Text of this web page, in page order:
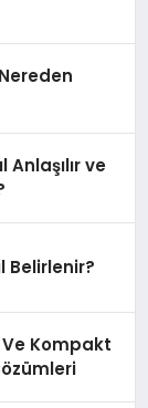
ve
Belirlenir?
Kompakt